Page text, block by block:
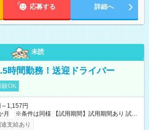
応募する 詳細へ
未読
時間勤務！送迎ドライバー
験OK
1,157円
様 【試用期間】試用期間あり 試用
2ヶ月 雇用形態、給与は本採用時と同じです。
支給あり